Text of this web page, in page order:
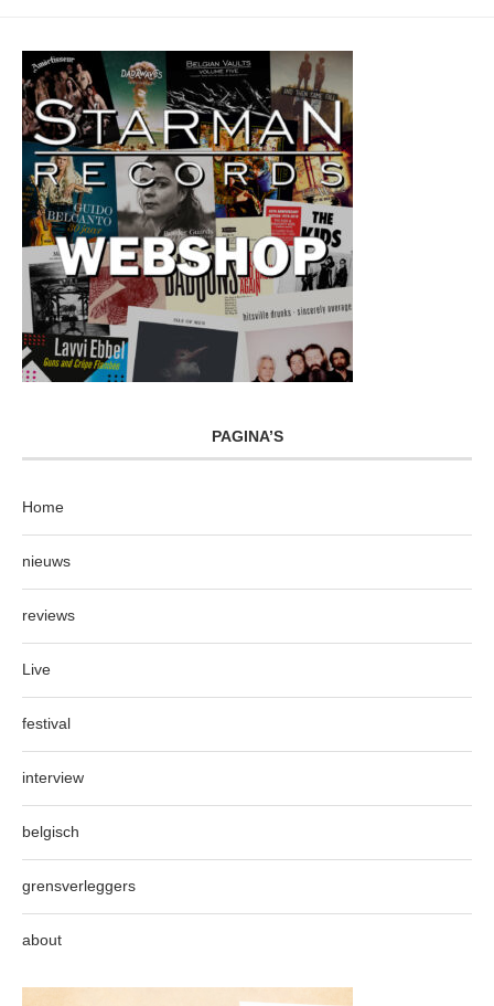
PAGINA’S
Home
nieuws
reviews
Live
festival
interview
belgisch
grensverleggers
about